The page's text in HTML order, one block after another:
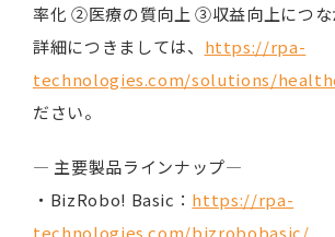
率化 ②医療の質向上 ③収益向上につな
詳細につきましては、 https://rpa-
technologies.com/solutions/
ださい。
― 主要製品ラインナップ―
・BizRobo! Basic： https://rpa-
technologies.com/bizrobobasic/